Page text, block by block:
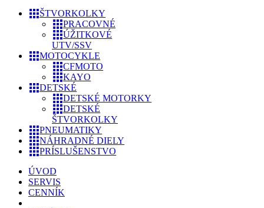
ŠTVORKOLKY
PRACOVNÉ
ÚŽITKOVÉ
UTV/SSV
MOTOCYKLE
CFMOTO
KAYO
DETSKÉ
DETSKÉ MOTORKY
DETSKÉ
ŠTVORKOLKY
PNEUMATIKY
NÁHRADNÉ DIELY
PRÍSLUŠENSTVO
ÚVOD
SERVIS
CENNÍK